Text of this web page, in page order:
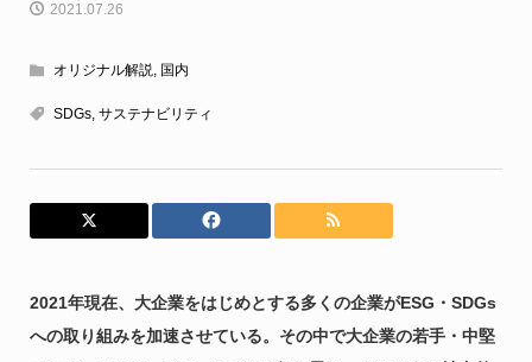
2021.07.26
オリジナル解説, 国内
SDGs, サステナビリティ
2021年現在、大企業をはじめとする多くの企業がESG・SDGs
への取り組みを加速させている。その中で大企業の若手・中堅